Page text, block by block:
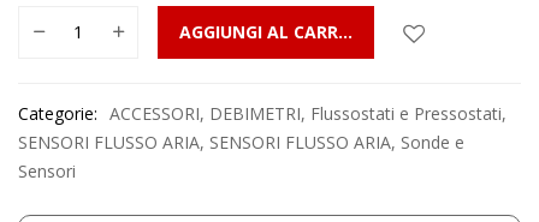
AGGIUNGI AL CARRELLO
Categorie: ACCESSORI, DEBIMETRI, Flussostati e Pressostati,
SENSORI FLUSSO ARIA, SENSORI FLUSSO ARIA, Sonde e
Sensori